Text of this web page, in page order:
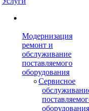
Модернизация
ремонт и
обслуживание
поставляемого
оборудования
Сервисное
оборудования